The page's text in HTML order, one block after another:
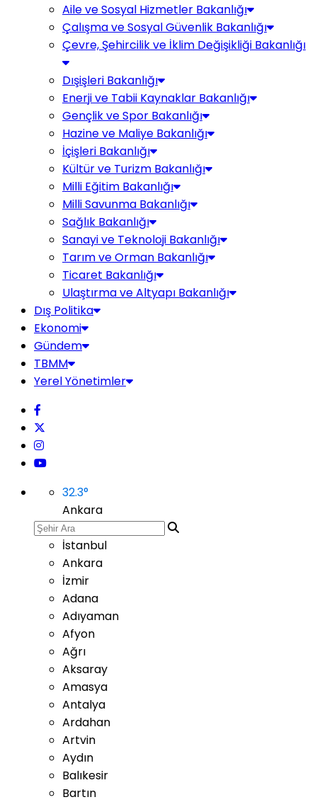
Aile ve Sosyal Hizmetler Bakanlığı
Çalışma ve Sosyal Güvenlik Bakanlığı
Çevre, Şehircilik ve İklim Değişikliği Bakanlığı
Dışişleri Bakanlığı
Enerji ve Tabii Kaynaklar Bakanlığı
Gençlik ve Spor Bakanlığı
Hazine ve Maliye Bakanlığı
İçişleri Bakanlığı
Kültür ve Turizm Bakanlığı
Milli Eğitim Bakanlığı
Milli Savunma Bakanlığı
Sağlık Bakanlığı
Sanayi ve Teknoloji Bakanlığı
Tarım ve Orman Bakanlığı
Ticaret Bakanlığı
Ulaştırma ve Altyapı Bakanlığı
Dış Politika
Ekonomi
Gündem
TBMM
Yerel Yönetimler
32.3°
Ankara
İstanbul
Ankara
İzmir
Adana
Adıyaman
Afyon
Ağrı
Aksaray
Amasya
Antalya
Ardahan
Artvin
Aydın
Balıkesir
Bartın